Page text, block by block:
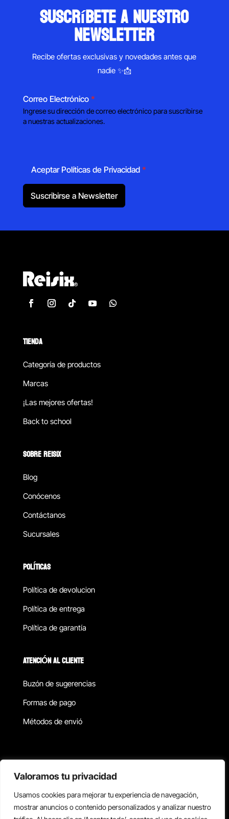
Valoramos tu privacidad
Usamos cookies para mejorar tu experiencia de navegación,
mostrar anuncios o contenido personalizados y analizar nuestro
suscríbete a nuestro
newsletter
Recibe ofertas exclusivas y novedades antes que
nadie ✨📩
Correo Electrónico *
Ingrese su dirección de correo electrónico para suscribirse
a nuestras actualizaciones.
Aceptar Políticas de Privacidad *
Suscribirse a Newsletter
TIENDA
Categoría de productos
Marcas
¡Las mejores ofertas!
Back to school
SOBRE REISIX
Blog
Conócenos
Contáctanos
Sucursales
POLÍTICAS
Política de devolucion
Política de entrega
Política de garantía
ATENCIÓN AL CLIENTE
Buzón de sugerencias
Formas de pago
Métodos de envió
Copyright © 2026 Reisix. Todos los derechos reservados.